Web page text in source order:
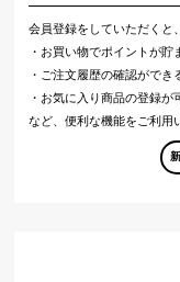
会員登録をしていただくと、
・お買い物でポイントが貯
・ご注文履歴の確認ができ
・お気に入り商品の登録が
など、便利な機能をご利用